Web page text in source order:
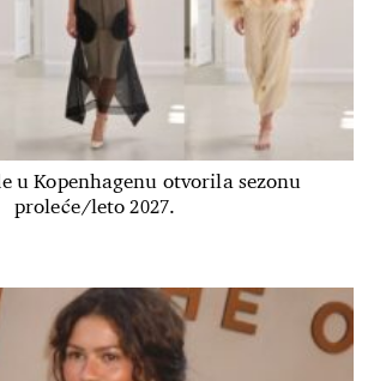
u Kopenhagenu otvorila sezonu
proleće/leto 2027.